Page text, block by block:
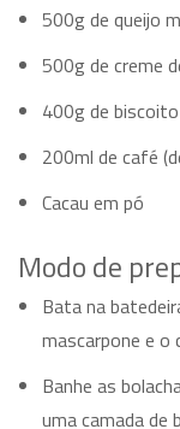
500g de queijo
500g de creme
400g de
200ml de café
Cacau em pó
Modo de
Bata na
mascarpone e o
Banhe as
uma camada de